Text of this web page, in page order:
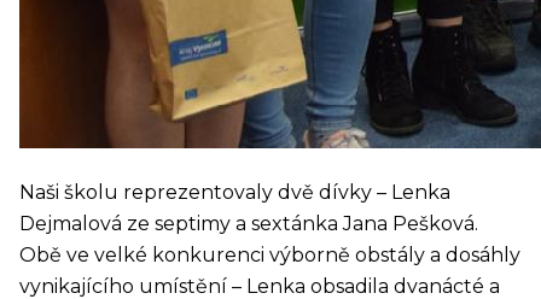
Naši školu reprezentovaly dvě dívky – Lenka
Dejmalová ze septimy a sextánka Jana Pešková.
Obě ve velké konkurenci výborně obstály a dosáhly
vynikajícího umístění – Lenka obsadila dvanácté a